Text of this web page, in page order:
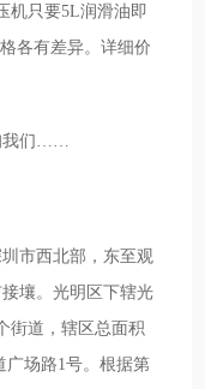
机只要5L润滑油即
各有差异。详细价
我们……
市西北部，东至观
壤。光明区下辖光
街道，辖区总面积
广场路1号。根据第